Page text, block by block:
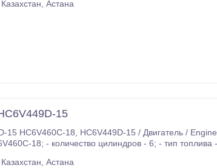
Казахстан, Астана
15
- рабочий объем - 11,
Казахстан, Астана